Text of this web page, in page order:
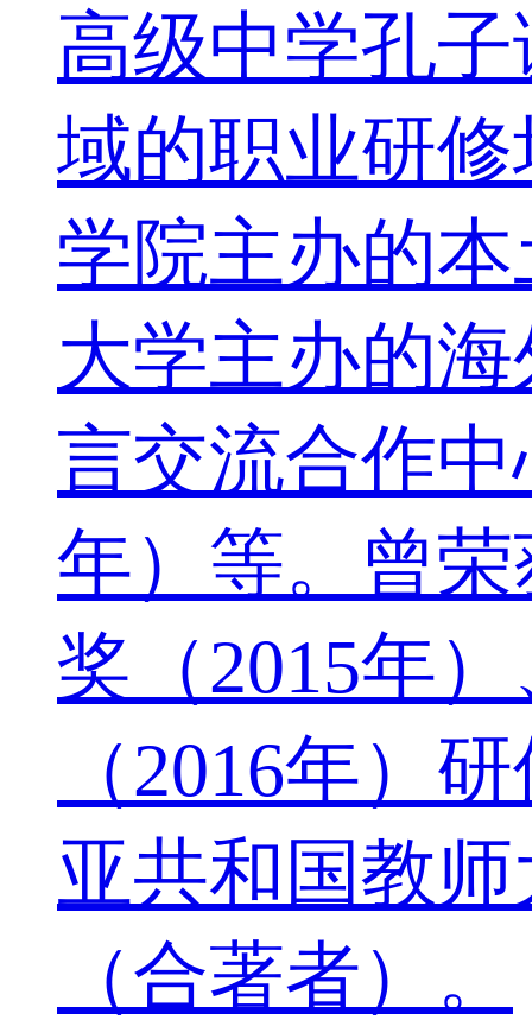
高级中学孔
域的职业研
学院主办的
大学主办的
言交流合作
年）等。曾
奖（2015年
（2016年）
亚共和国教
（合著者）。